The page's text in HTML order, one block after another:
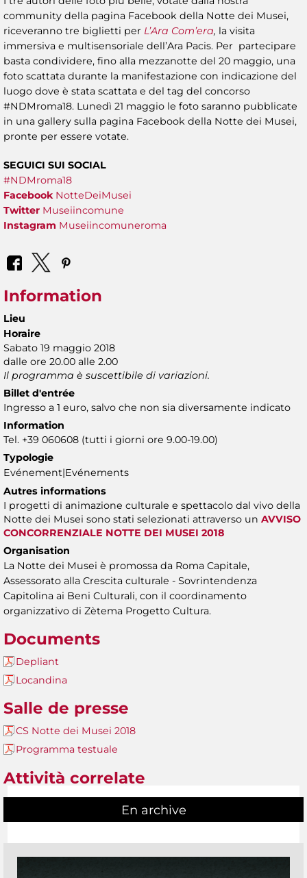
community della pagina Facebook della Notte dei Musei,
riceveranno tre biglietti per L’Ara Com’era, la visita
immersiva e multisensoriale dell’Ara Pacis. Per partecipare
basta condividere, fino alla mezzanotte del 20 maggio, una
foto scattata durante la manifestazione con indicazione del
luogo dove è stata scattata e del tag del concorso
#NDMroma18. Lunedì 21 maggio le foto saranno pubblicate
in una gallery sulla pagina Facebook della Notte dei Musei,
pronte per essere votate.
SEGUICI SUI SOCIAL
#NDMroma18
FacebookNotteDeiMusei
Twitter Museiincomune
Instagram Museiincomuneroma
Information
Lieu
Horaire
Sabato 19 maggio 2018
dalle ore 20.00 alle 2.00
Il programma è suscettibile di variazioni.
Billet d'entrée
Ingresso a 1 euro, salvo che non sia diversamente indicato
Information
Tel. +39 060608 (tutti i giorni ore 9.00-19.00)
Typologie
Evénement|Evénements
Autres informations
I progetti di animazione culturale e spettacolo dal vivo della
Notte dei Musei sono stati selezionati attraverso un AVVISO
CONCORRENZIALE NOTTE DEI MUSEI 2018
Organisation
La Notte dei Musei è promossa da Roma Capitale,
Assessorato alla Crescita culturale - Sovrintendenza
Capitolina ai Beni Culturali, con il coordinamento
organizzativo di Zètema Progetto Cultura.
Documents
Depliant
Locandina
Salle de presse
CS Notte dei Musei 2018
Programma testuale
Attività correlate
En archive